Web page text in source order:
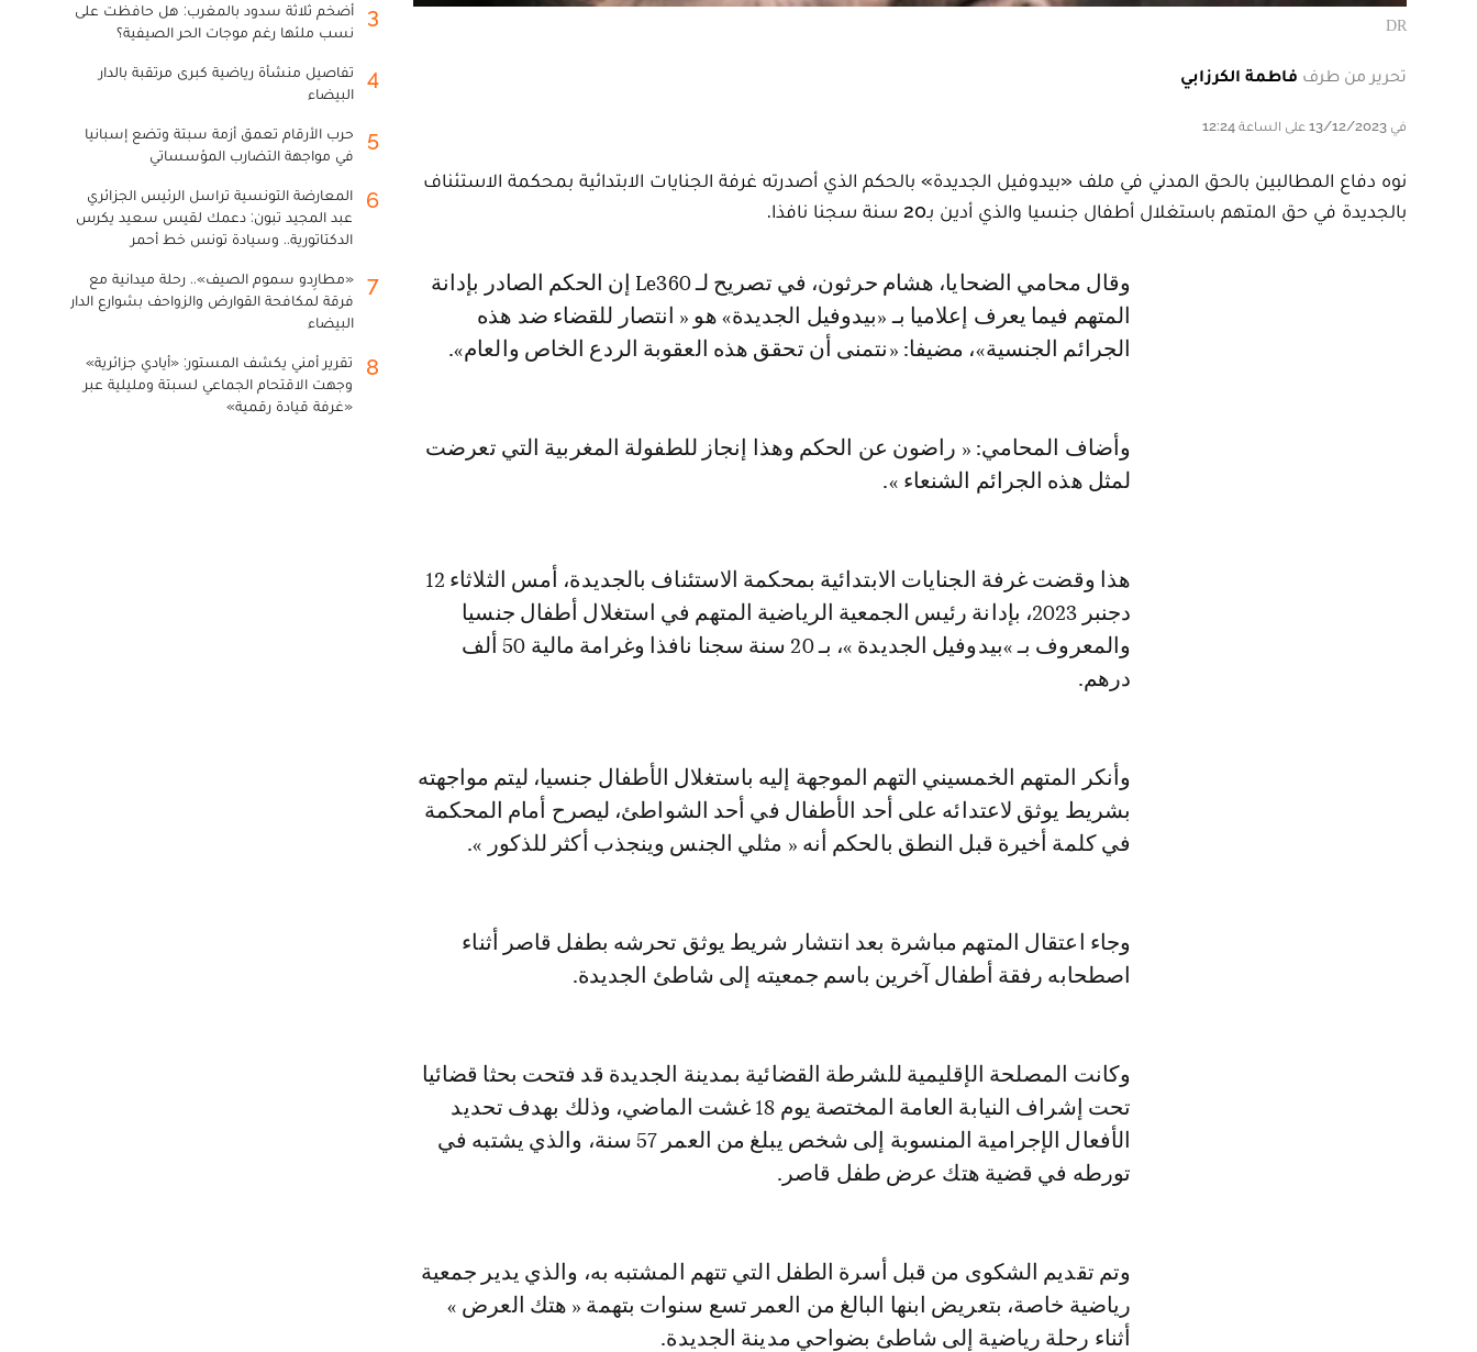
DR
تحرير من طرف فاطمة الكرزابي
في 13/12/2023 على الساعة 12:24
نوه دفاع المطالبين بالحق المدني في ملف «بيدوفيل الجديدة» بالحكم الذي أصدرته غرفة الجنايات الابتدائية بمحكمة الاستئناف
بالجديدة في حق المتهم باستغلال أطفال جنسيا والذي أدين بـ20 سنة سجنا نافذا.
وقال محامي الضحايا، هشام حرثون، في تصريح لـ Le360 إن الحكم الصادر بإدانة
المتهم فيما يعرف إعلاميا بـ «بيدوفيل الجديدة» هو « انتصار للقضاء ضد هذه
الجرائم الجنسية»، مضيفا: «نتمنى أن تحقق هذه العقوبة الردع الخاص والعام».
وأضاف المحامي: « راضون عن الحكم وهذا إنجاز للطفولة المغربية التي تعرضت
لمثل هذه الجرائم الشنعاء ».
هذا وقضت غرفة الجنايات الابتدائية بمحكمة الاستئناف بالجديدة، أمس الثلاثاء 12
دجنبر 2023، بإدانة رئيس الجمعية الرياضية المتهم في استغلال أطفال جنسيا
والمعروف بـ »بيدوفيل الجديدة »، بـ 20 سنة سجنا نافذا وغرامة مالية 50 ألف
درهم.
وأنكر المتهم الخمسيني التهم الموجهة إليه باستغلال الأطفال جنسيا، ليتم مواجهته
بشريط يوثق لاعتدائه على أحد الأطفال في أحد الشواطئ، ليصرح أمام المحكمة
في كلمة أخيرة قبل النطق بالحكم أنه « مثلي الجنس وينجذب أكثر للذكور ».
وجاء اعتقال المتهم مباشرة بعد انتشار شريط يوثق تحرشه بطفل قاصر أثناء
اصطحابه رفقة أطفال آخرين باسم جمعيته إلى شاطئ الجديدة.
وكانت المصلحة الإقليمية للشرطة القضائية بمدينة الجديدة قد فتحت بحثا قضائيا
تحت إشراف النيابة العامة المختصة يوم 18 غشت الماضي، وذلك بهدف تحديد
الأفعال الإجرامية المنسوبة إلى شخص يبلغ من العمر 57 سنة، والذي يشتبه في
تورطه في قضية هتك عرض طفل قاصر.
وتم تقديم الشكوى من قبل أسرة الطفل التي تتهم المشتبه به، والذي يدير جمعية
رياضية خاصة، بتعريض ابنها البالغ من العمر تسع سنوات بتهمة « هتك العرض »
أثناء رحلة رياضية إلى شاطئ بضواحي مدينة الجديدة.
3
أضخم ثلاثة سدود بالمغرب: هل حافظت على
نسب ملئها رغم موجات الحر الصيفية؟
4
تفاصيل منشأة رياضية كبرى مرتقبة بالدار
البيضاء
5
حرب الأرقام تعمق أزمة سبتة وتضع إسبانيا
في مواجهة التضارب المؤسساتي
6
المعارضة التونسية تراسل الرئيس الجزائري
عبد المجيد تبون: دعمك لقيس سعيد يكرس
الدكتاتورية.. وسيادة تونس خط أحمر
7
«مطارِدو سموم الصيف».. رحلة ميدانية مع
فرقة لمكافحة القوارض والزواحف بشوارع الدار
البيضاء
8
تقرير أمني يكشف المستور: «أيادي جزائرية»
وجهت الاقتحام الجماعي لسبتة ومليلية عبر
«غرفة قيادة رقمية»